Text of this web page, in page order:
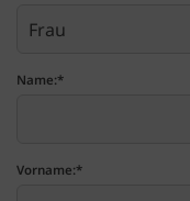
Name:*
Vorname:*